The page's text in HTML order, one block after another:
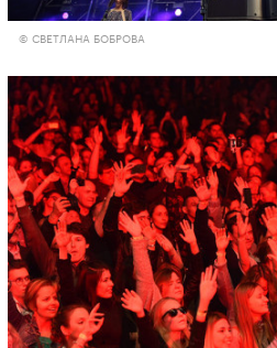
© СВЕТЛАНА БОБРОВА